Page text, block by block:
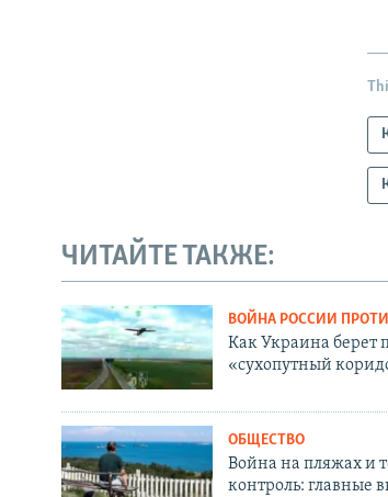
ЧИТАЙТЕ ТАКЖЕ:
ВОЙНА РОССИИ
Как Украина берет
«сухопутный
ОБЩЕСТВО
Война на пляжах и
контроль: главные